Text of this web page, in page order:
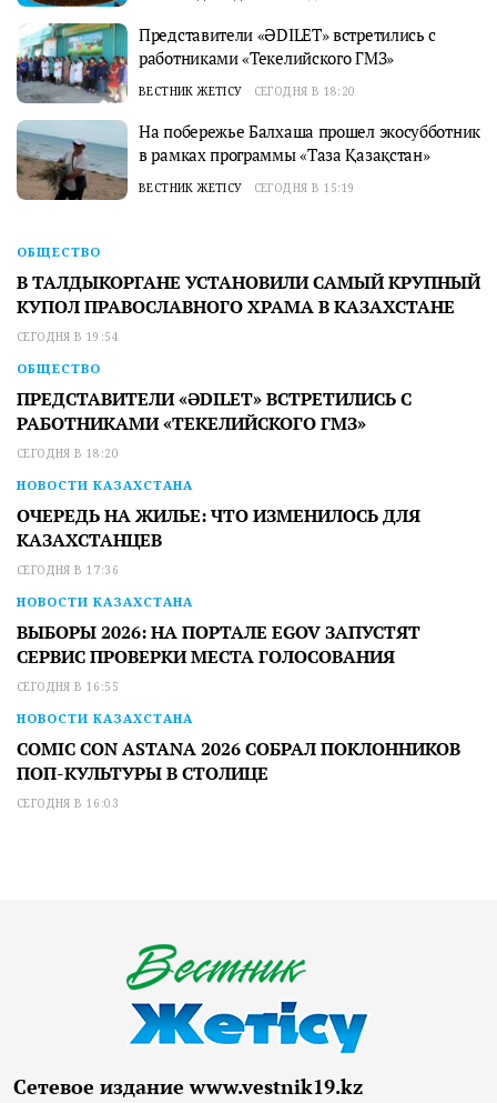
Представители «ӘDILET» встретились с
работниками «Текелийского ГМЗ»
ВЕСТНИК ЖЕТІСУ СЕГОДНЯ В 18:20
На побережье Балхаша прошел экосубботник
в рамках программы «Таза Қазақстан»
ВЕСТНИК ЖЕТІСУ СЕГОДНЯ В 15:19
ОБЩЕСТВО
В ТАЛДЫКОРГАНЕ УСТАНОВИЛИ САМЫЙ КРУПНЫЙ
КУПОЛ ПРАВОСЛАВНОГО ХРАМА В КАЗАХСТАНЕ
СЕГОДНЯ В 19:54
ОБЩЕСТВО
ПРЕДСТАВИТЕЛИ «ӘDILET» ВСТРЕТИЛИСЬ С
РАБОТНИКАМИ «ТЕКЕЛИЙСКОГО ГМЗ»
СЕГОДНЯ В 18:20
НОВОСТИ КАЗАХСТАНА
ОЧЕРЕДЬ НА ЖИЛЬЕ: ЧТО ИЗМЕНИЛОСЬ ДЛЯ
КАЗАХСТАНЦЕВ
СЕГОДНЯ В 17:36
НОВОСТИ КАЗАХСТАНА
ВЫБОРЫ 2026: НА ПОРТАЛЕ EGOV ЗАПУСТЯТ
СЕРВИС ПРОВЕРКИ МЕСТА ГОЛОСОВАНИЯ
СЕГОДНЯ В 16:55
НОВОСТИ КАЗАХСТАНА
COMIC CON ASTANA 2026 СОБРАЛ ПОКЛОННИКОВ
ПОП-КУЛЬТУРЫ В СТОЛИЦЕ
СЕГОДНЯ В 16:03
Сетевое издание www.vestnik19.kz